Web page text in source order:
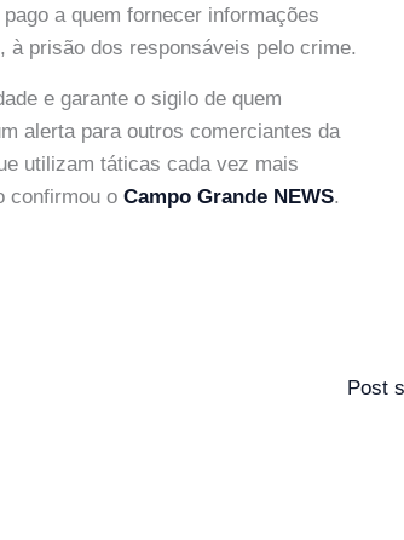
a quem fornecer informações
à prisão dos responsáveis pelo crime.
e garante o sigilo de quem
alerta para outros comerciantes da
utilizam táticas cada vez mais
confirmou oCampo Grande NEWS.
Post